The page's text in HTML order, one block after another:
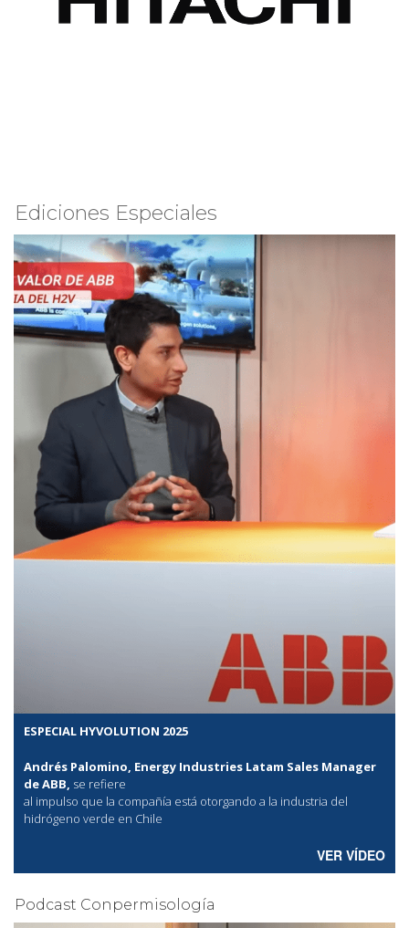
Ediciones Especiales
ESPECIAL HYVOLUTION 2025
Andrés Palomino, Energy Industries Latam Sales Manager
de ABB, se refiere
al impulso que la compañía está otorgando a la industria del
hidrógeno verde en Chile
VER VÍDEO
Podcast Conpermisología